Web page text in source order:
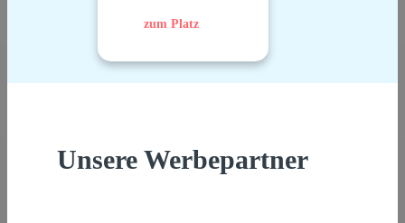
zum Platz
Unsere Werbepartner